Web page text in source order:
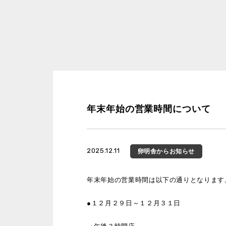
年末年始の営業時間について
2025.12.11 卵明舎からお知らせ
年末年始の営業時間は以下の通りとなります
●１２月２９日～１２月３１日